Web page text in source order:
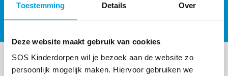
Toestemming Details Over
Deze website maakt gebruik van cookies
SOS Kinderdorpen wil je bezoek aan de website zo
persoonlijk mogelijk maken. Hiervoor gebruiken we
probeer de homepaginaofneem contact op